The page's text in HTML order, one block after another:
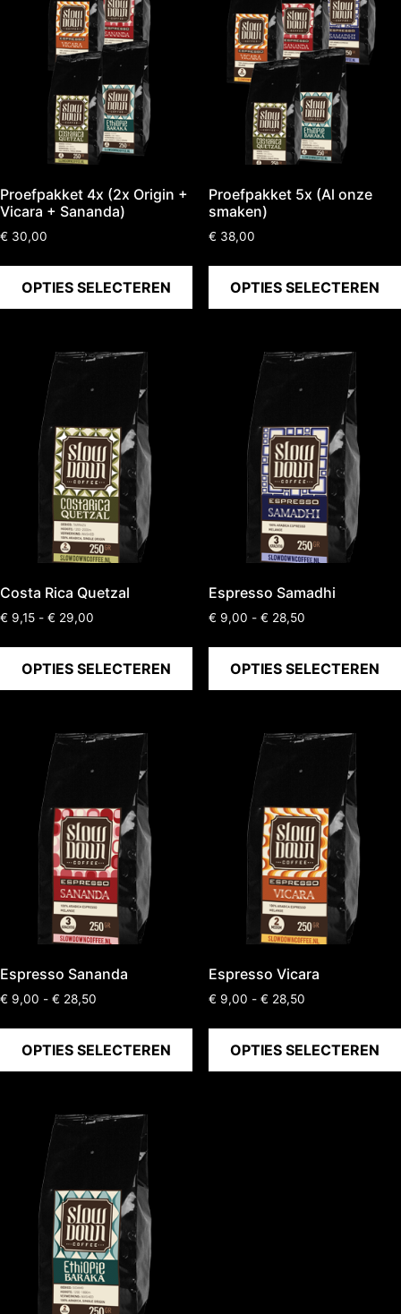
Proefpakket 4x (2x Origin +
Vicara + Sananda)
€ 30,00
OPTIES SELECTEREN
Proefpakket 5x (Al onze
smaken)
€ 38,00
OPTIES SELECTEREN
Costa Rica Quetzal
€ 9,15 - € 29,00
OPTIES SELECTEREN
Espresso Samadhi
€ 9,00 - € 28,50
OPTIES SELECTEREN
Espresso Sananda
€ 9,00 - € 28,50
OPTIES SELECTEREN
Espresso Vicara
€ 9,00 - € 28,50
OPTIES SELECTEREN